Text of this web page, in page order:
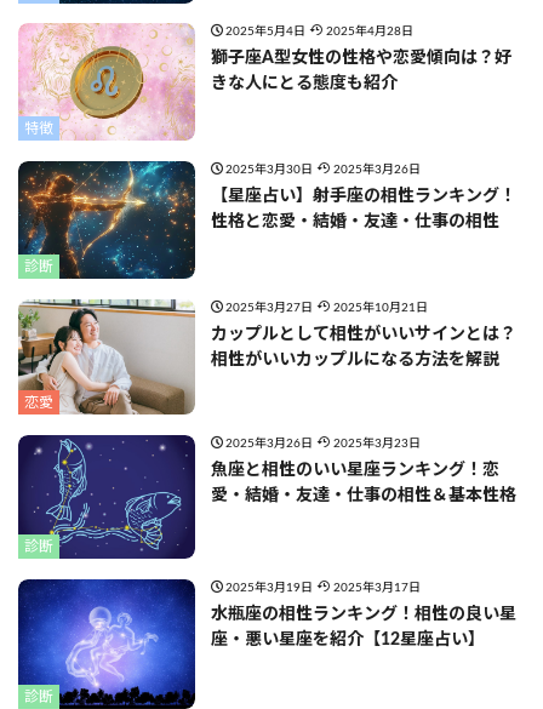
特徴
2025年5月4日 2025年4月28日
獅子座A型女性の性格や恋愛傾向は？好
きな人にとる態度も紹介
診断
2025年3月30日 2025年3月26日
【星座占い】射手座の相性ランキング！
性格と恋愛・結婚・友達・仕事の相性
恋愛
2025年3月27日 2025年10月21日
カップルとして相性がいいサインとは？
相性がいいカップルになる方法を解説
診断
2025年3月26日 2025年3月23日
魚座と相性のいい星座ランキング！恋
愛・結婚・友達・仕事の相性＆基本性格
診断
2025年3月19日 2025年3月17日
水瓶座の相性ランキング！相性の良い星
座・悪い星座を紹介【12星座占い】